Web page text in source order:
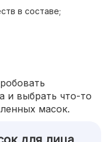
в составе;
и выбрать что-то
масок.